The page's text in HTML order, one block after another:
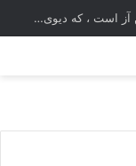
بزرگمهر : زورمندترین و پر گزنده ترین اهرمن آز است ، که دیوی است ستمکار و دیر ساز